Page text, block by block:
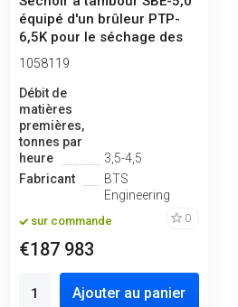
équipé d'un brûleur PTP-
6,5K pour le séchage des
dé...
1058119
Débit de
matières
premières,
tonnes par
heure
3,5-4,5
Fabricant
BTS
Engineering
sur commande 0
€187 983
Ajouter au panier